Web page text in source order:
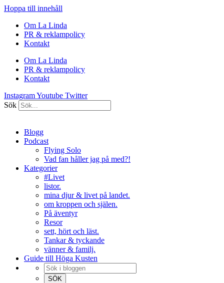
Hoppa till innehåll
Om La Linda
PR & reklampolicy
Kontakt
Om La Linda
PR & reklampolicy
Kontakt
InstagramYoutube Twitter
Sök
Blogg
Podcast
Flying Solo
Vad fan håller jag på med?!
Kategorier
#Livet
listor.
mina djur & livet på landet.
om kroppen och själen.
På äventyr
Resor
sett, hört och läst.
Tankar & tyckande
vänner & familj.
Guide till Höga Kusten